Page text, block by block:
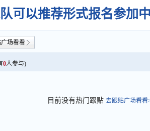
可以推荐形式报名参加
场看看
0人参与)
目前没有热门跟贴 去跟贴广场看看